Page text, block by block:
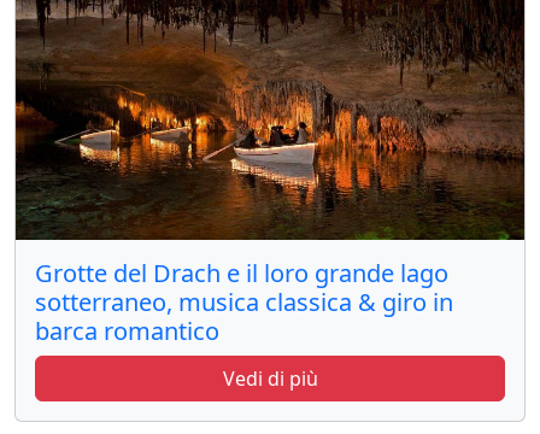
Grotte del Drach e il loro grande lago
sotterraneo, musica classica & giro in
barca romantico
Vedi di più